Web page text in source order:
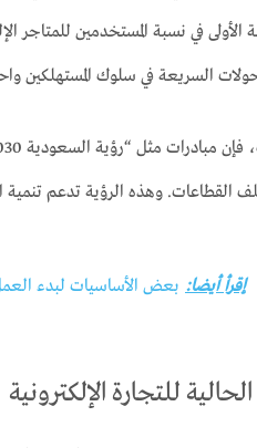
الأولى في نسبة المستخدمين
السريعة في سلوك المستهلكين
القطاعات. وهذه الرؤية تدعم تنمية
إقرأ أيضا: بعض الأساسيات لبدء
للتجارة الإلكترونية